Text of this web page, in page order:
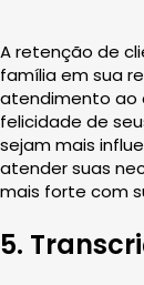
A retenção de
família em sua
atendimento ao
felicidade de
sejam mais
atender suas
mais forte com
5.